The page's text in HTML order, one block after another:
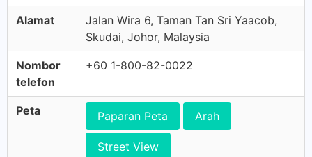
Alamat
Jalan Wira 6, Taman Tan Sri Yaacob,
Skudai, Johor, Malaysia
Nombor
telefon
+60 1-800-82-0022
Peta Paparan Peta Arah
Street View